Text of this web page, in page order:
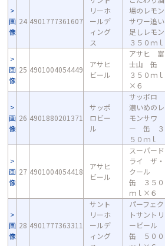
画
像
24 4901777361607
リーホ
ールデ
ィング
ス
場のレモン
サワー追い
足しレモン
３５０ｍｌ
画
像
25 4901004054449
アサヒ
ビール
アサヒ 富
士山 缶
３５０ｍｌ
×６
画
像
26 4901880201371
サッポ
ロビー
ル
サッポロ
濃いめのレ
モンサワ
ー 缶 ３
５０ｍｌ
画
像
27 4901004054418
アサヒ
ビール
スーパード
ライ ザ・
クール
缶 ３５０
ｍｌ×６
画
像
28 4901777363311
サント
リーホ
ールデ
ィング
パーフェク
トサントリ
ービール
缶 ５００